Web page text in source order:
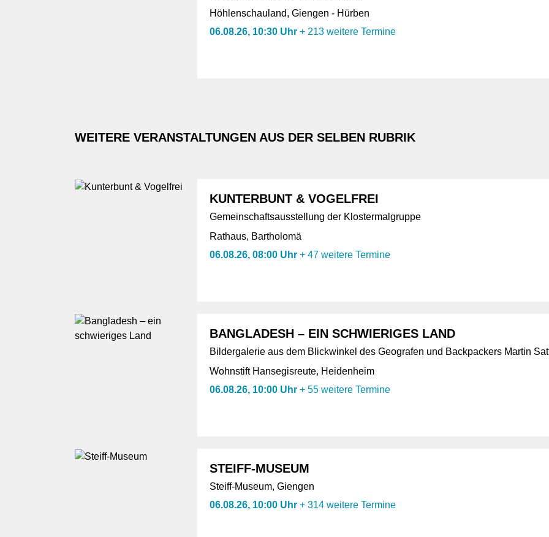
Höhlenschauland, Giengen - Hürben
06.08.26, 10:30 Uhr + 213 weitere Termine
WEITERE VERANSTALTUNGEN AUS DER SELBEN RUBRIK
KUNTERBUNT & VOGELFREI
Gemeinschaftsausstellung der Klostermalgruppe
Rathaus, Bartholomä
06.08.26, 08:00 Uhr + 47 weitere Termine
BANGLADESH – EIN SCHWIERIGES LAND
Bildergalerie aus dem Blickwinkel des Geografen und Backpackers Martin
Wohnstift Hansegisreute, Heidenheim
06.08.26, 10:00 Uhr + 55 weitere Termine
STEIFF-MUSEUM
Steiff-Museum, Giengen
06.08.26, 10:00 Uhr + 314 weitere Termine